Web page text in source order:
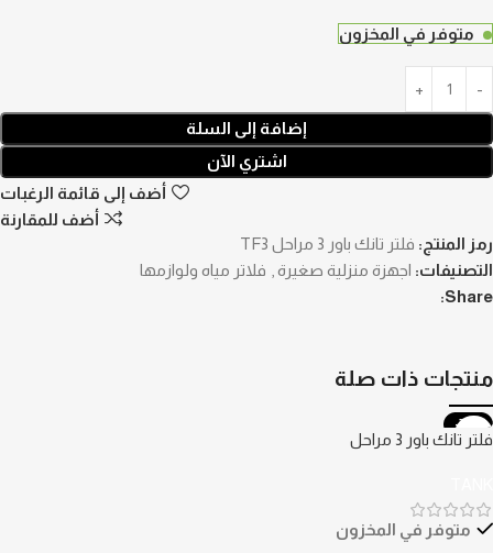
متوفر في المخزون
إضافة إلى السلة
اشتري الآن
أضف إلى قائمة الرغبات
أضف للمقارنة
رمز المنتج: فلتر تانك باور 3 مراحل TF3
التصنيفات: اجهزة منزلية صغيرة
فلاتر مياه ولوازمها
Share:
منتجات ذات صلة
-38%
فلتر تانك باور 3 مراحل
متوفر في المخزون